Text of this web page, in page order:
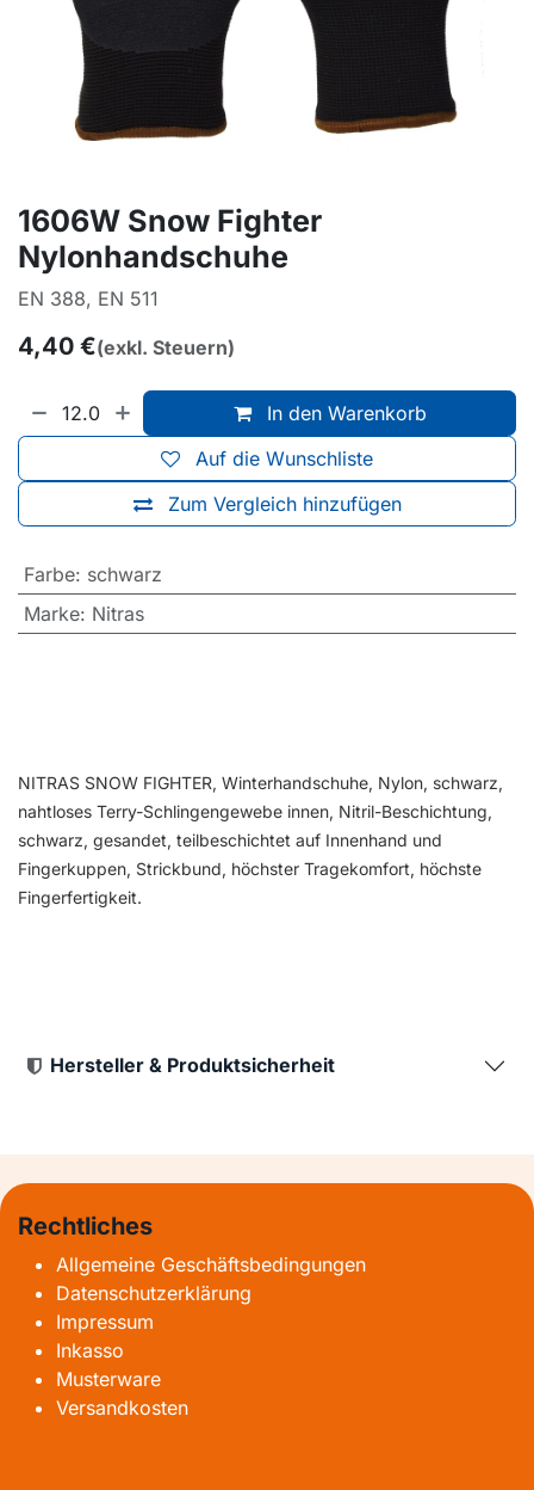
1606W Snow Fighter
Nylonhandschuhe
EN 388, EN 511
4,40 €(exkl. Steuern)
In den Warenkorb
Zum Vergleich hinzufügen
Auf die Wunschliste
Farbe: schwarz
Marke: Nitras
NITRAS SNOW FIGHTER, Winterhandschuhe, Nylon, schwarz,
nahtloses Terry-Schlingengewebe innen, Nitril-Beschichtung,
schwarz, gesandet, teilbeschichtet auf Innenhand und
Fingerkuppen, Strickbund, höchster Tragekomfort, höchste
Fingerfertigkeit.
Hersteller & Produktsicherheit
Rechtliches
Allgemeine Geschäftsbedingungen
Datenschutzerklärung
Impressum
Inkasso
Musterware
Versandkosten